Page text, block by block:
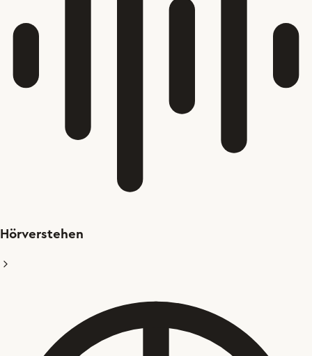
Hörverstehen